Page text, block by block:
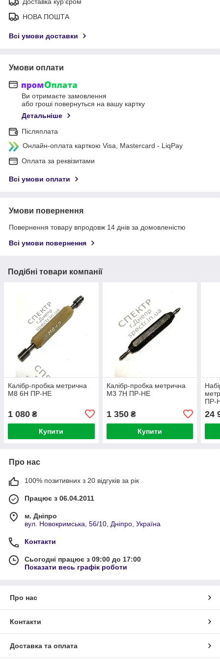
НОВА ПОШТА
Всі умови доставки
Умови оплати
Ви отримаєте замовлення
або гроші повернуться на вашу картку
Детальніше
Післяплата
Онлайн-оплата карткою Visa, Mastercard - LiqPay
Оплата за реквізитами
Всі умови оплати
Умови повернення
Повернення товару впродовж 14 днів за домовленістю
Всі умови повернення
Подібні товари компанії
Калібр-пробка метрична
М8 6H ПР-НЕ
1 080 ₴
Купити
Калібр-пробка метрична
М3 7H ПР-НЕ
1 350₴
Купити
ПР-
24
Про нас
100% позитивних з 20 відгуків за рік
Працює з 06.04.2011
м. Дніпро
вул. Новокримська, 56/10, Дніпро, Україна
Контакти
Сьогодні працює з 09:00 до 17:00
Показати весь графік роботи
Про нас
Контакти
Доставка та оплата